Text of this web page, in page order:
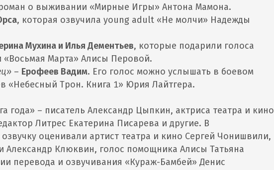
о выживании «Мирные Игры» Антона Мамона.
, которая озвучила young adult «Не молчи» Надежды
Мухина и Илья Дементьев, которые подарили голоса
«Восьмая Марта» Алисы Перовой.
– Ерофеев Вадим. Его голос можно услышать в боевом
«Небесный Трон. Книга 1» Юрия Лайтгера.
года» – писатель Александр Цыпкин, актриса театра и кино
Литрес Екатерина Писарева и другие. В
оценивали артист театра и кино Сергей Чонишвили,
Александр Клюквин, голос помощника Алисы Татьяна
перевода и озвучивания «Кураж-Бамбей» Денис